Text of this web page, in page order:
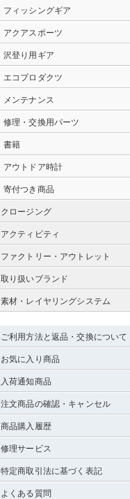
フィッシングギア
アクアスポーツ
沢登り用ギア
エコプロダクツ
メンテナンス
修理・交換用パーツ
書籍
アウトドア時計
寄付つき商品
クロージング
アクティビティ
ファクトリー・アウトレット
取り扱いブランド
素材・レイヤリングシステム
ご利用方法と返品・交換について
お気に入り商品
入荷通知商品
注文商品の確認・キャンセル
商品購入履歴
修理サービス
特定商取引法に基づく表記
よくある質問